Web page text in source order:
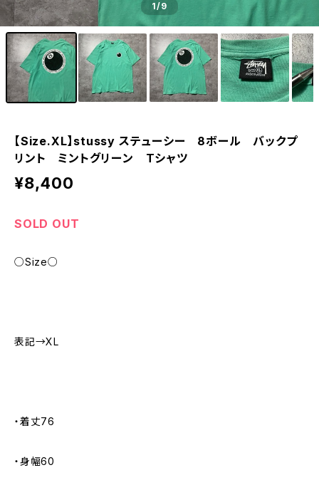
1/9
【Size.XL】stussy ステューシー 8ボール バックプ
リント ミントグリーン Tシャツ
¥8,400
SOLD OUT
○Size○
表記→XL
・着丈76
・身幅60